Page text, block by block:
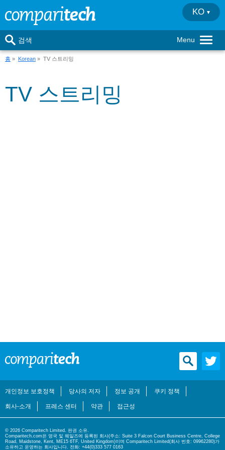
Menu
검색
KO
홈 » Korean » TV 스트리밍
TV 스트리밍
개인정보 보호정책 당사의 저자 정보 공개 쿠키 정책
회사-소개 프레스 센터 약관 접근성
© 2026 Comparitech Limited. 판권 소유.
Comparitech.com은 영국 및 웨일즈에 등록된 회사(주소: Suite 3 Falcon Court Business Centre, College
Road, Maidstone, Kent, ME15 6TF, United Kingdom)이며 Comparitech Limited(회사 번호: 09962280)가
소유하고 운영하는 회사입니다. 전화: +44(0)333 577 0163